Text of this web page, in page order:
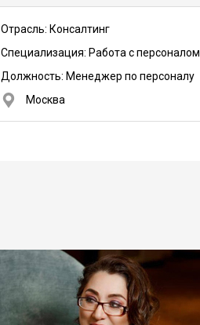
Отрасль: Консалтинг
Специализация: Работа с персоналом
Должность: Менеджер по персоналу
Москва